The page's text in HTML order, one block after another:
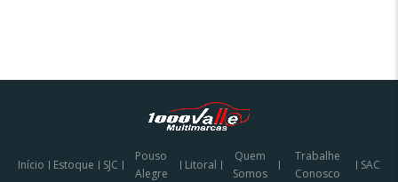
Início Estoque SJC
Pouso
Alegre
Litoral
Quem
Somos
Trabalhe
Conosco
SAC